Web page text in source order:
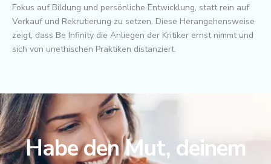
Fokus auf Bildung und persönliche Entwicklung, statt rein auf
Verkauf und Rekrutierung zu setzen. Diese Herangehensweise
zeigt, dass Be Infinity die Anliegen der Kritiker ernst nimmt und
sich von unethischen Praktiken distanziert.
Habe den Mut, deinem